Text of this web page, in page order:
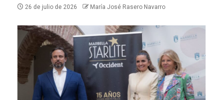
26 de julio de 2026 María José Rasero Navarro